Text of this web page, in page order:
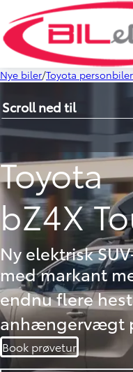
Nye biler Toyota personbiler
Scroll ned til
Toyota
bZ4X
Ny elektrisk
med markant
endnu flere
anhængervægt
Book prøvetur